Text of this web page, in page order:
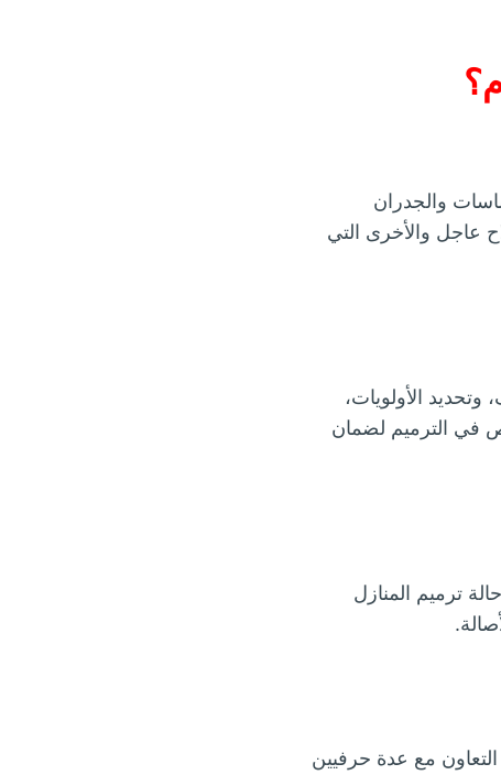
والجدران
عاجل والأخرى التي
الأولويات،
في الترميم لضمان
ترميم المنازل
التعاون مع عدة حرفيين